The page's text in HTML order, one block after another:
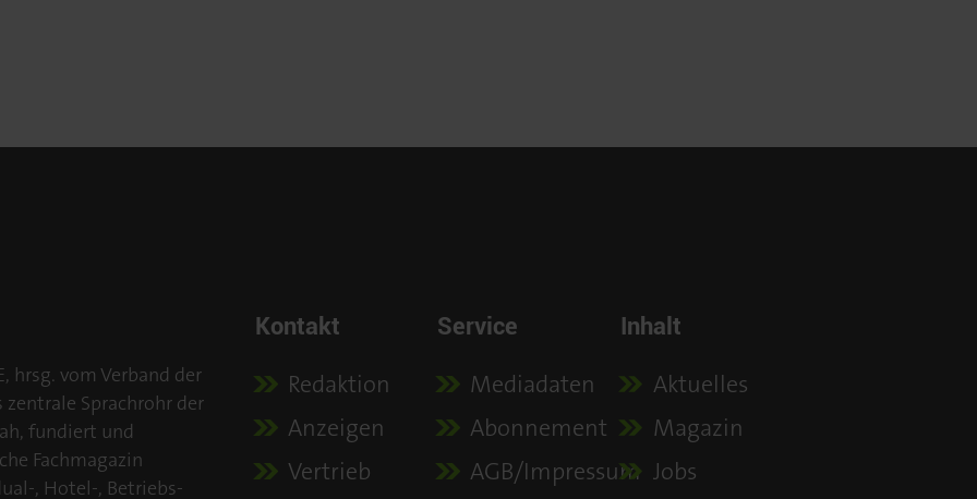
hrsg. vom Verband der
zentrale Sprachrohr der
fundiert und
Fachmagazin
, Hotel-, Betriebs-
Kontakt
Redaktion
Anzeigen
Vertrieb
Service
Mediadaten
Abonnement
AGB/Impressum
Inhalt
Aktuelles
Magazin
Jobs